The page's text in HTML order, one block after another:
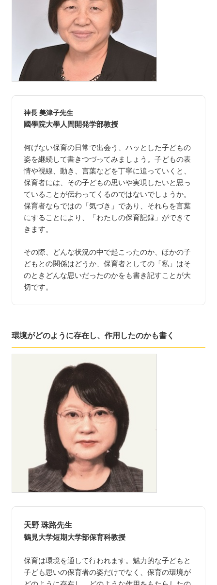
神長 美津子先生
國學院大學人間開発学部教授
何げない保育の日常で出会う、ハッとした子どもの
姿を継続して書きつづってみましょう。子どもの表
情や視線、動き、言葉などを丁寧に追っていくと、
保育者には、その子どもの思いや実現したいと思っ
ていることが伝わってくるのではないでしょうか。
保育者ならではの「気づき」であり、それらを言葉
にすることにより、「わたしの保育記録」ができて
きます。
その際、どんな状況の中で起こったのか、ほかの子
どもとの関係はどうか、保育者としての「私」はそ
のときどんな思いだったのかをも書き記すことが大
切です。
環境がどのように存在し、作用したのかも書く
天野 珠路先生
鶴見大学短期大学部保育科教授
保育は環境を通して行われます。魅力的な子どもと
子ども思いの保育者の姿だけでなく、保育の環境が